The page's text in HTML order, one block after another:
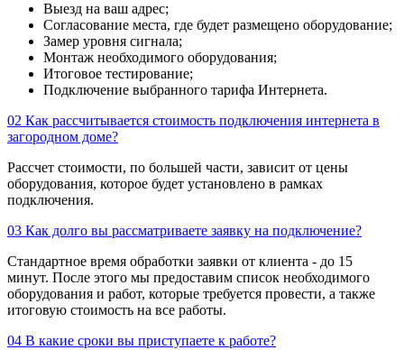
Выезд на ваш адрес;
Согласование места, где будет размещено оборудование;
Замер уровня сигнала;
Монтаж необходимого оборудования;
Итоговое тестирование;
Подключение выбранного тарифа Интернета.
02 Как рассчитывается стоимость подключения интернета в
загородном доме?
Рассчет стоимости, по большей части, зависит от цены
оборудования, которое будет установлено в рамках
подключения.
03 Как долго вы рассматриваете заявку на подключение?
Стандартное время обработки заявки от клиента - до 15
минут. После этого мы предоставим список необходимого
оборудования и работ, которые требуется провести, а также
итоговую стоимость на все работы.
04 В какие сроки вы приступаете к работе?